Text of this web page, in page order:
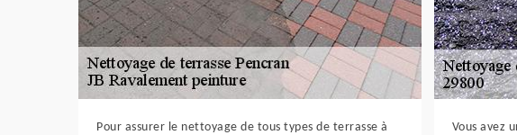
Pour assurer le nettoyage de tous types de terrasse à
Vous avez